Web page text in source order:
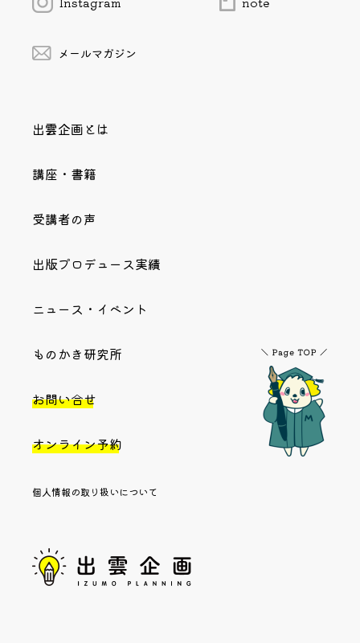
メールマガジン
出雲企画とは
講座・書籍
受講者の声
出版プロデュース実績
ニュース・イベント
ものかき研究所
お問い合せ
オンライン予約
個人情報の取り扱いについて